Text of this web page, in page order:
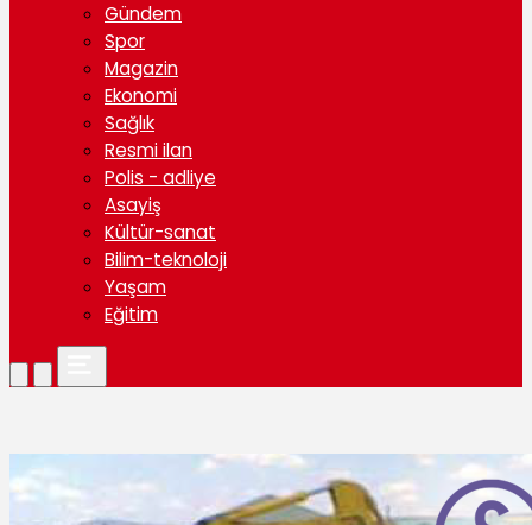
Gündem
Spor
Magazin
Ekonomi
Sağlık
Resmi ilan
Polis - adliye
Asayiş
Kültür-sanat
Bilim-teknoloji
Yaşam
Eğitim